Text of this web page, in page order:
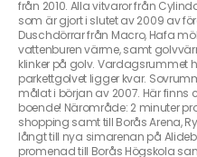
från 2010. Alla vitvaror från
som är gjort i slutet av 2009 av
Duschdörrar från Macro, Hafa
vattenburen värme, samt
klinker på golv. Vardagsrummet
parkettgolvet ligger kvar.
målat i början av 2007. Här finns
boende! Närområde: 2 minuter
shopping samt till Borås Arena,
långt till nya simarenan på
promenad till Borås Högskola